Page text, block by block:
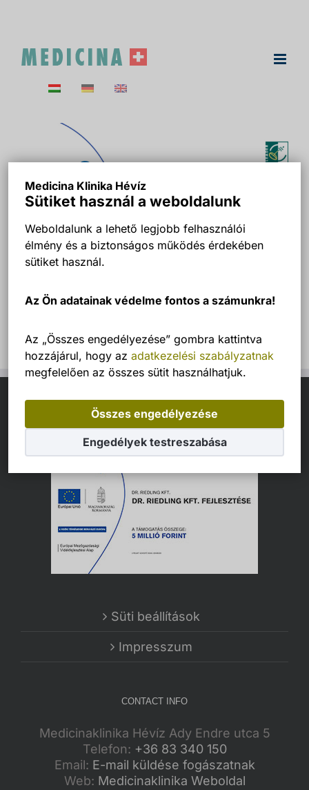
Medicina Klinika Hévíz
Sütiket használ a weboldalunk
Weboldalunk a lehető legjobb felhasználói
élmény és a biztonságos működés érdekében
sütiket használ.
Az Ön adatainak védelme fontos a számunkra!
Az „Összes engedélyezése” gombra kattintva
hozzájárul, hogy az adatkezelési szabályzatnak
megfelelően az összes sütit használhatjuk.
Összes engedélyezése
Engedélyek testreszabása
LEADER PÁLYÁZAT
Süti beállítások
Impresszum
CONTACT INFO
Medicinaklinika Hévíz Ady Endre utca 5
Telefon: +36 83 340 150
Email: E-mail küldése fogászatnak
Web: Medicinaklinika Weboldal